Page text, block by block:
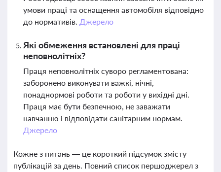
умови праці та оснащення автомобіля відповідно
до нормативів. Джерело
Які обмеження встановлені для праці
неповнолітніх?
Праця неповнолітніх суворо регламентована:
заборонено виконувати важкі, нічні,
понаднормові роботи та роботи у вихідні дні.
Праця має бути безпечною, не заважати
навчанню і відповідати санітарним нормам.
Джерело
Кожне з питань — це короткий підсумок змісту
публікацій за день. Повний список першоджерел з